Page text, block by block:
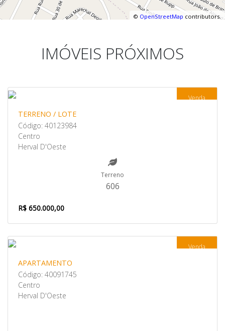
© OpenStreetMap contributors.
IMÓVEIS PRÓXIMOS
Venda
TERRENO / LOTE
Código: 40123984
Centro
Herval D'Oeste
Terreno
606
R$ 650.000,00
Venda
APARTAMENTO
Código: 40091745
Centro
Herval D'Oeste